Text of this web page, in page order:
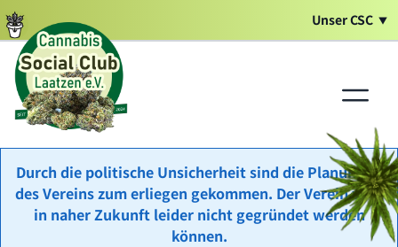
Unser CSC
Durch die politische Unsicherheit sind die Planungen
des Vereins zum erliegen gekommen. Der Verein wird
in naher Zukunft leider nicht gegründet werden
können.